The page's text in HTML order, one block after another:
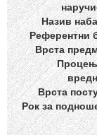
Назив
Референтни
Врста
Врста
Рок за